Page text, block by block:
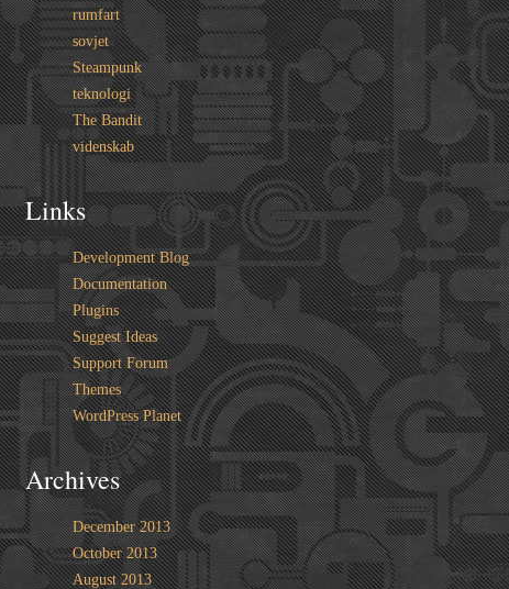
rumfart
sovjet
Steampunk
teknologi
The Bandit
videnskab
Links
Development Blog
Documentation
Plugins
Suggest Ideas
Support Forum
Themes
WordPress Planet
Archives
December 2013
October 2013
August 2013